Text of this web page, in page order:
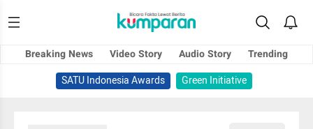
Breaking News Video Story Audio Story
Trending
SATU Indonesia Awards
Green Initiative